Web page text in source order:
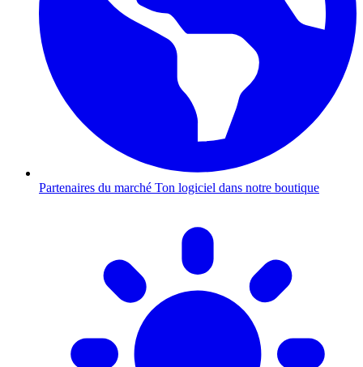
Partenaires du marché Ton logiciel dans notre boutique